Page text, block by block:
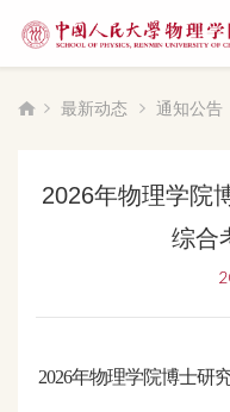
最新动态 通知公告
2026年物理学院
综合
2026年物理学院博士研